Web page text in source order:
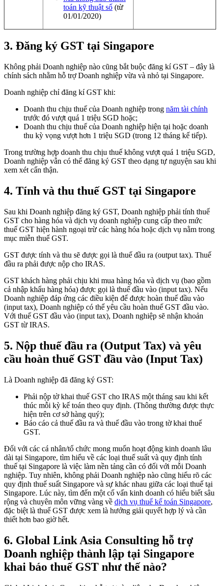
toán kỹ thuật số (từ
01/01/2020)
3. Đăng ký GST tại Singapore
Không phải Doanh nghiệp nào cũng bắt buộc đăng kí GST – đây là
chính sách nhằm hỗ trợ Doanh nghiệp vừa và nhỏ tại Singapore.
Doanh nghiệp chỉ đăng kí GST khi:
Doanh thu chịu thuế của Doanh nghiệp trong năm tài chính
trước đó vượt quá 1 triệu SGD hoặc;
Doanh thu chịu thuế của Doanh nghiệp hiện tại hoặc doanh
thu kỳ vọng vượt hơn 1 triệu SGD (trong 12 tháng kế tiếp).
Trong trường hợp doanh thu chịu thuế không vượt quá 1 triệu SGD,
Doanh nghiệp vẫn có thể đăng ký GST theo dạng tự nguyện sau khi
xem xét cẩn thận.
4. Tính và thu thuế GST tại Singapore
Sau khi Doanh nghiệp đăng ký GST, Doanh nghiệp phải tính thuế
GST cho hàng hóa và dịch vụ doanh nghiệp cung cấp theo mức
thuế GST hiện hành ngoại trừ các hàng hóa hoặc dịch vụ nằm trong
mục miễn thuế GST.
GST được tính và thu sẽ được gọi là thuế đầu ra (output tax). Thuế
đầu ra phải được nộp cho IRAS.
GST khách hàng phải chịu khi mua hàng hóa và dịch vụ (bao gồm
cả nhập khẩu hàng hóa) được gọi là thuế đầu vào (input tax). Nếu
Doanh nghiệp đáp ứng các điều kiện để được hoàn thuế đầu vào
(input tax), Doanh nghiệp có thể yêu cầu hoàn thuế GST đầu vào.
Với thuế GST đầu vào (input tax), Doanh nghiệp sẽ nhận khoản
GST từ IRAS.
5. Nộp thuế đầu ra (Output Tax) và yêu
cầu hoàn thuế GST đầu vào (Input Tax)
Là Doanh nghiệp đã đăng ký GST:
Phải nộp tờ khai thuế GST cho IRAS một tháng sau khi kết
thúc mỗi kỳ kế toán theo quy định. (Thông thường được thực
hiện trên cơ sở hàng quý);
Báo cáo cả thuế đầu ra và thuế đầu vào trong tờ khai thuế
GST.
Đối với các cá nhân/tổ chức mong muốn hoạt động kinh doanh lâu
dài tại Singapore, tìm hiểu về các loại thuế suất và quy định tính
thuế tại Singapore là việc làm nền tảng cần có đối với mỗi Doanh
nghiệp. Tuy nhiên, không phải Doanh nghiệp nào cũng hiểu rõ các
quy định thuế suất Singapore và sự khác nhau giữa các loại thuế tại
Singapore. Lúc này, tìm đến một cố vấn kinh doanh có hiểu biết sâu
rộng và chuyên môn vững vàng về dịch vụ thuế kế toán Singapore,
đặc biệt là thuế GST được xem là hướng giải quyết hợp lý và cần
thiết hơn bao giờ hết.
6. Global Link Asia Consulting hỗ trợ
Doanh nghiệp thành lập tại Singapore
khai báo thuế GST như thế nào?